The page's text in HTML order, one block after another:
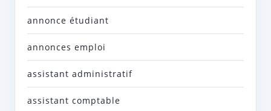
annonce étudiant
annonces emploi
assistant administratif
assistant comptable